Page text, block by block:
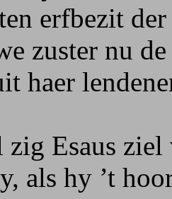
erfbezit
zuster nu
haer
Esaus ziel
als hy ’t